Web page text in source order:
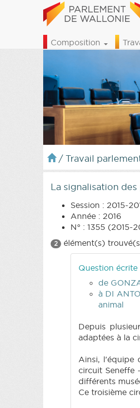
Composition
/ Travail
La signalisation
Session : 2015-
Année : 2016
N° : 1355 (2015-
2 élément(s)
Question écrite
de
à DI
animal
Depuis
adaptées à la
Ainsi, l'équipe
circuit Seneffe
différents
Ce troisième